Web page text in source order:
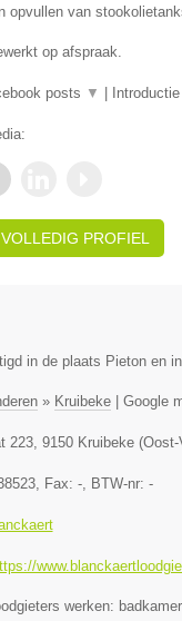
opvullen van
op afspraak.
posts ▼
PROFIEL
in de plaats Pieton en
» Kruibeke| Google
223, 9150 Kruibeke(Oost-
, Fax: -, BTW-nr: -
werken: